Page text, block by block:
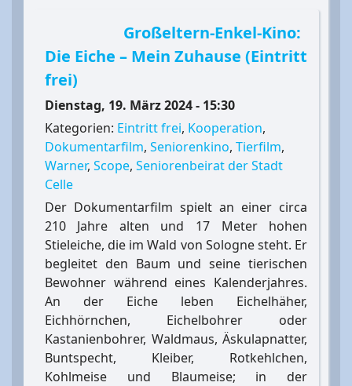
Großeltern-Enkel-Kino:
Die Eiche – Mein Zuhause (Eintritt
frei)
Dienstag, 19. März 2024 - 15:30
Kategorien: Eintritt frei, Kooperation,
Dokumentarfilm, Seniorenkino, Tierfilm,
Warner, Scope, Seniorenbeirat der Stadt
Celle
Der Dokumentarfilm spielt an einer circa
210 Jahre alten und 17 Meter hohen
Stieleiche, die im Wald von Sologne steht. Er
begleitet den Baum und seine tierischen
Bewohner während eines Kalenderjahres.
An der Eiche leben Eichelhäher,
Eichhörnchen, Eichelbohrer oder
Kastanienbohrer, Waldmaus, Äskulapnatter,
Buntspecht, Kleiber, Rotkehlchen,
Kohlmeise und Blaumeise; in der